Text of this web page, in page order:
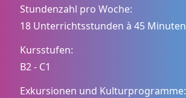
Stundenzahl pro Woche:
18 Unterrichtsstunden à 45 Minuten
Kursstufen:
B2 - C1
Exkursionen und Kulturprogramme: